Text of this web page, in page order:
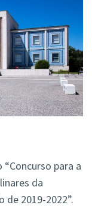
para a
da
de 2019-2022”.